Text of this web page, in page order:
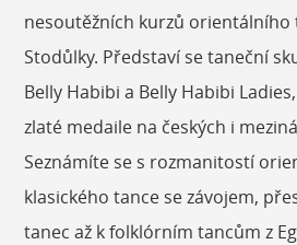
nesoutěžních kurzů orientálního
Stodůlky. Představí se taneční
Belly Habibi a Belly Habibi
zlaté medaile na českých i
Seznámíte se s rozmanitostí
klasického tance se závojem,
tanec až k folklórním tancům z